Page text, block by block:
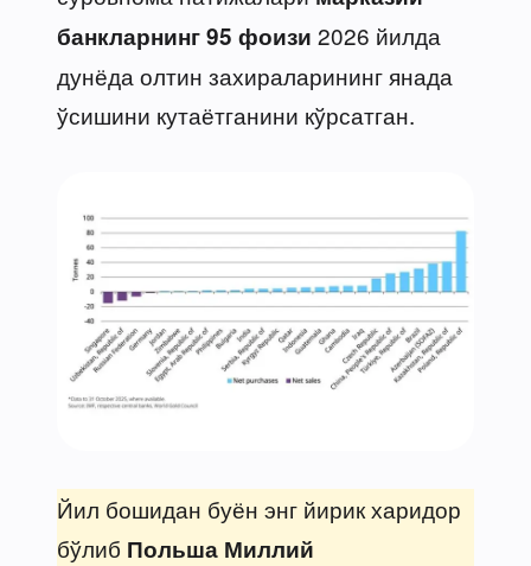
банкларнинг 95 фоизи 2026 йилда
дунёда олтин захираларининг янада
ўсишини кутаётганини кўрсатган.
Йил бошидан буён энг йирик харидор
бўлиб Польша Миллий